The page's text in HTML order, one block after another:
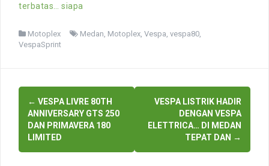
terbatas… siapa
Motoplex Medan Motoplex Vespa vespa80
VespaSprint
Post
navigation
← VESPA LIVRE 80TH
ANNIVERSARY GTS 250
DAN PRIMAVERA 180
LIMITED
VESPA LISTRIK HADIR
DENGAN VESPA
ELETTRICA… DI MEDAN
TEPAT DAN →